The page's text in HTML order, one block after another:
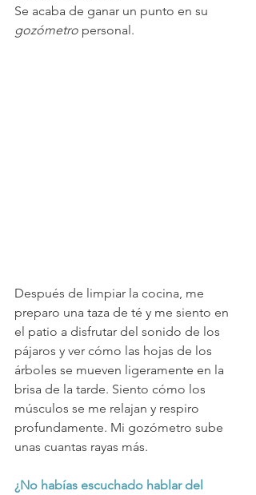
Se acaba de ganar un punto en su
gozómetro personal.
Después de limpiar la cocina, me
preparo una taza de té y me siento en
el patio a disfrutar del sonido de los
pájaros y ver cómo las hojas de los
árboles se mueven ligeramente en la
brisa de la tarde. Siento cómo los
músculos se me relajan y respiro
profundamente. Mi gozómetro sube
unas cuantas rayas más.
¿No habías escuchado hablar del